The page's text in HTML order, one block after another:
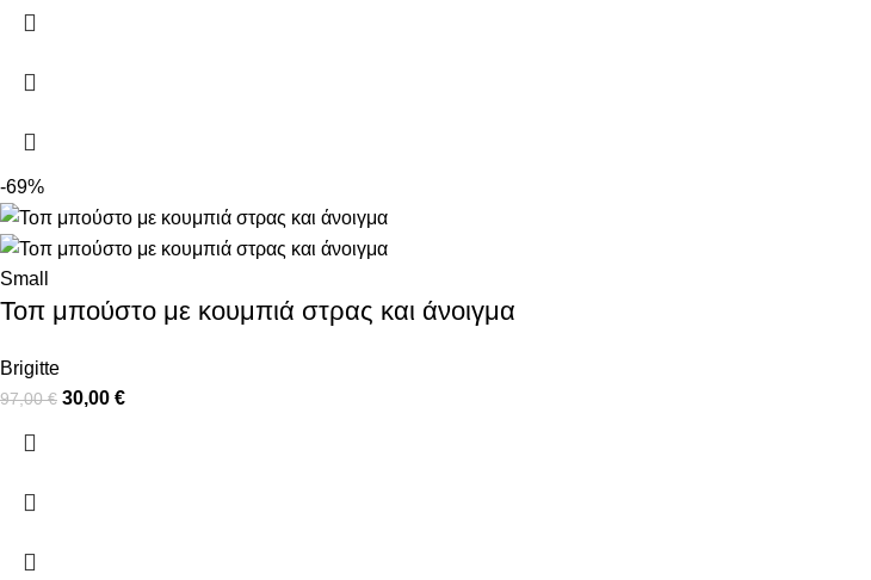
-69%
Small
Τοπ μπούστο με κουμπιά στρας και άνοιγμα
Brigitte
97,00€ 30,00 €